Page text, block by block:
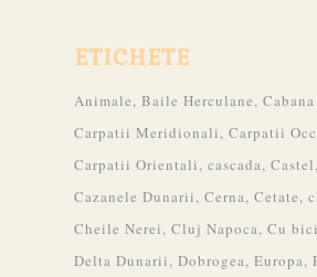
ETICHETE
Animale Baile Herculane
Carpatii Meridionali Carpatii
Carpatii Orientali cascada Castel
Cazanele Dunarii Cerna Cetate
Cheile Nerei Cluj Napoca Cu
Delta Dunarii Dobrogea Europa